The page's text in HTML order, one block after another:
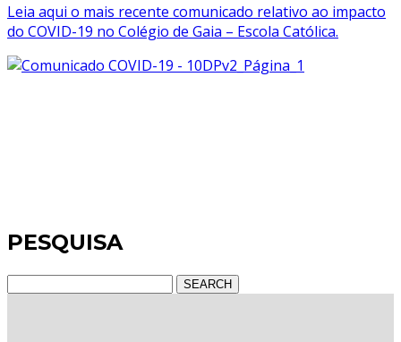
Leia aqui o mais recente comunicado relativo ao impacto
do COVID-19 no Colégio de Gaia – Escola Católica.
PESQUISA
SEARCH